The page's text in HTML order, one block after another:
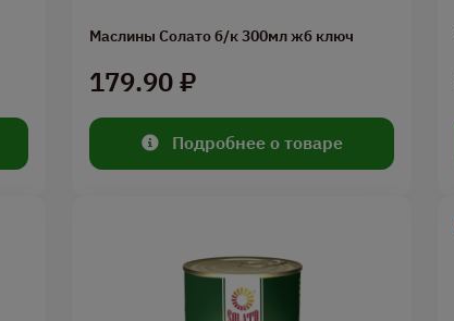
Маслины Солато б/к 300мл жб ключ
179.90 ₽
Подробнее о товаре